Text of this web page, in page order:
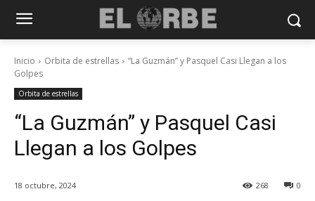
Inicio Orbita de estrellas
“La Guzmán” y Pasquel Casi Llegan a los
Golpes
Orbita de estrellas
“La Guzmán” y Pasquel Casi
Llegan a los Golpes
18 octubre, 2024 0
268